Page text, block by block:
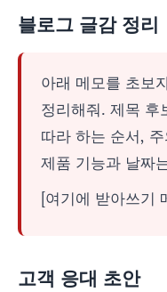
블로그 글감 정리
아래 메모를 초보
정리해줘. 제목 후
따라 하는 순서,
제품 기능과 날짜
[여기에 받아쓰기
고객 응대 초안